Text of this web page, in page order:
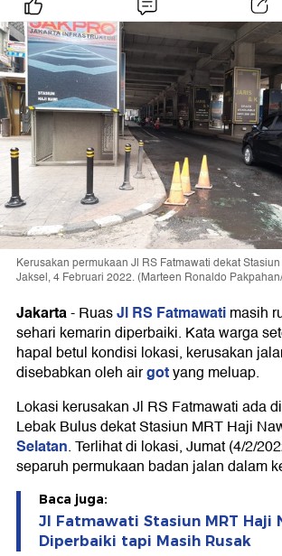
Kerusakan permukaan Jl RS Fatmawati dekat
Jaksel, 4 Februari 2022. (Marteen Ronaldo
Jakarta-RuasJl RS Fatmawatimasih
sehari kemarin diperbaiki. Kata warga
hapal betul kondisi lokasi, kerusakan
disebabkan oleh airgotyang meluap.
Lokasi kerusakan Jl RS Fatmawati ada
Lebak Bulus dekat Stasiun MRT Haji
Selatan. Terlihat di lokasi, Jumat (4/2/
separuh permukaan badan jalan dalam
Baca juga:
Jl Fatmawati Stasiun MRT Haji
Diperbaiki tapi Masih Rusak